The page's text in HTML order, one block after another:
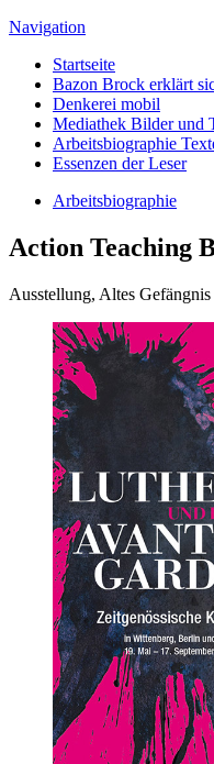
Navigation
Startseite
Bazon Brock erklärt
Denkerei mobil
Mediathek Bilder und
Arbeitsbiographie
Essenzen der Leser
Arbeitsbiographie
Action Teaching
Ausstellung, Altes